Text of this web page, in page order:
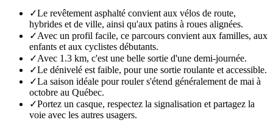
✓Le revêtement asphalté convient aux vélos de route,
hybrides et de ville, ainsi qu'aux patins à roues alignées.
✓Avec un profil facile, ce parcours convient aux familles, aux
enfants et aux cyclistes débutants.
✓Avec 1.3 km, c'est une belle sortie d'une demi-journée.
✓Le dénivelé est faible, pour une sortie roulante et accessible.
✓La saison idéale pour rouler s'étend généralement de mai à
octobre au Québec.
✓Portez un casque, respectez la signalisation et partagez la
voie avec les autres usagers.